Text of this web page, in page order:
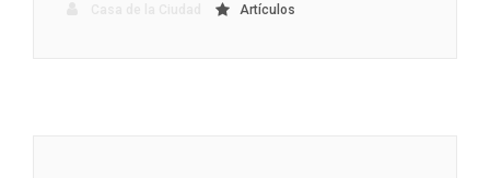
Artículos